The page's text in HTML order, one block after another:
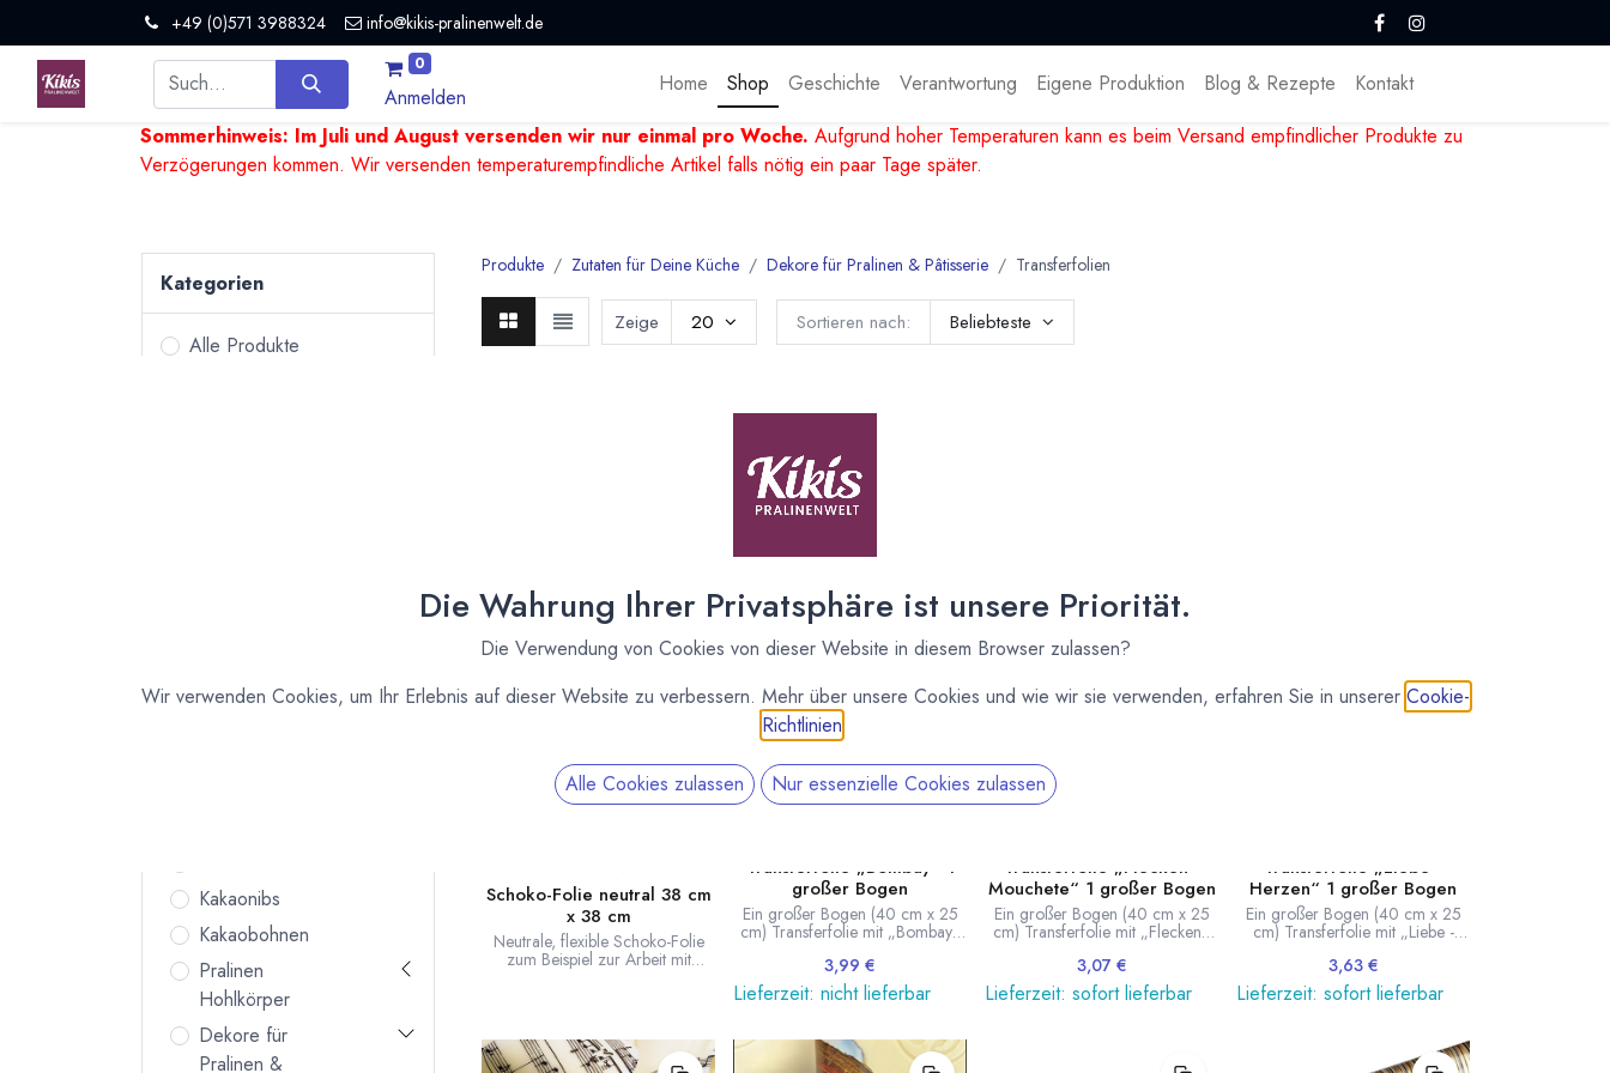
+49 (0)571 3988324 info@kikis-pralinenwelt.de
0
Anmelden
Home Shop Geschichte Verantwortung Eigene Produktion Blog & Rezepte
Kontakt
Sommerhinweis: Im Juli und August versenden wir nur einmal pro Woche. Aufgrund hoher Temperaturen kann es beim Versand empfindlicher Produkte zu
Verzögerungen kommen. Wir versenden temperaturempfindliche Artikel falls nötig ein paar Tage später.
Kategorien
Alle Produkte
Bio Fruchtpulver
Kakaonibs
Kakaobohnen
Pralinen
Hohlkörper
Dekore für
Pralinen &
Produkte Zutaten für Deine Küche Dekore für Pralinen & Pâtisserie Transferfolien
Sortieren nach: Beliebteste
Zeige 20
Transferfolien können ganz einfach Pralinen und Schokoladen mit einem besonderen Druck versehen werden. Dazu
einfach die Folie auf die noch warme Schokolade legen und leicht andrücken. Nachdem Auskühlen kann die Folie
Schoko-Folie neutral 38 cm
x 38 cm
Neutrale, flexible Schoko-Folie
zum Beispiel zur Arbeit mit
Transferfolie „Bombay“ 1
großer Bogen
Ein großer Bogen (40 cm x 25
cm) Transferfolie mit „Bombay“
3,99 €
Lieferzeit: nicht lieferbar
Transferfolie „Flecken -
Mouchete“ 1 großer Bogen
Ein großer Bogen (40 cm x 25
cm) Transferfolie mit „Flecken“
3,07 €
Lieferzeit: sofort lieferbar
Transferfolie „Liebe -
Herzen“ 1 großer Bogen
Ein großer Bogen (40 cm x 25
cm) Transferfolie mit „Liebe -
3,63€
Lieferzeit: sofort lieferbar
Die Wahrung Ihrer Privatsphäre ist unsere Priorität.
Die Verwendung von Cookies von dieser Website in diesem Browser zulassen?
Wir verwenden Cookies, um Ihr Erlebnis auf dieser Website zu verbessern. Mehr über unsere Cookies und wie wir sie verwenden, erfahren Sie in unserer Cookie-
Richtlinien
Alle Cookies zulassen Nur essenzielle Cookies zulassen